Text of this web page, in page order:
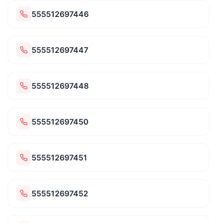
555512697446
555512697447
555512697448
555512697450
555512697451
555512697452